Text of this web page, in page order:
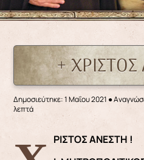
+
Δημοσιεύτηκε: 1 Μαΐου 2021 ●
λεπτά
ΧΡΙΣΤΟΣ ΑΝΕΣΤΗ !